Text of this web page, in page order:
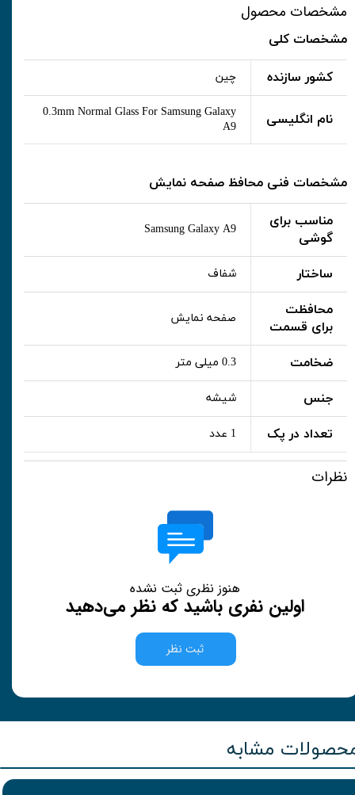
مشخصات محصول
مشخصات کلی
کشور سازنده چین
نام انگلیسی
0.3mm Normal Glass For Samsung Galaxy
A9
مشخصات فنی محافظ صفحه نمایش
مناسب برای
گوشی
Samsung Galaxy A9
ساختار شفاف
محافظت
برای قسمت
صفحه نمایش
ضخامت 0.3 میلی متر
جنس شیشه
تعداد در پک 1 عدد
نظرات
هنوز نظری ثبت نشده
اولین نفری باشید که نظر می‌دهید
ثبت نظر
مشابه